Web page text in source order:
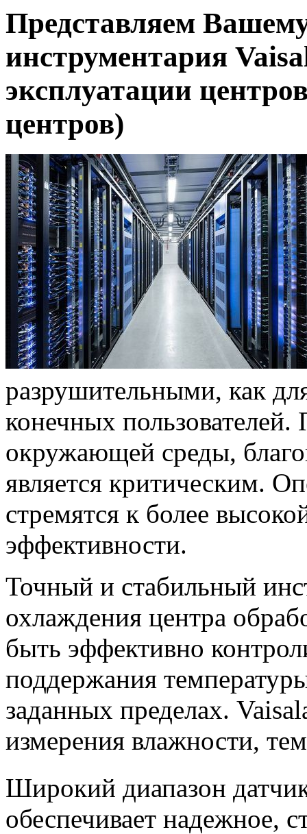
Представляем
инструментария
эксплуатации
центров)
разрушительными, как
конечных
окружающей среды,
является критическим.
стремятся к более
эффективности.
Точный и стабильный
охлаждения центра
быть эффективно
поддержания
заданных пределах.
измерения влажности,
Широкий диапазон
обеспечивает надежное,